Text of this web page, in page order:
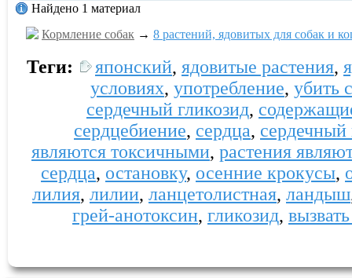
Найдено 1 материал
Кормление собак → 8 растений, ядовитых для собак и
Теги: японский, ядовитые растения,
условиях, употребление, убить
сердечный гликозид,
сердцебиение, сердца, сердечный
являются токсичными, растения
сердца, остановку, осенние крокусы,
лилия, лилии, ланцетолистная, ландыш
грей-анотоксин, гликозид,